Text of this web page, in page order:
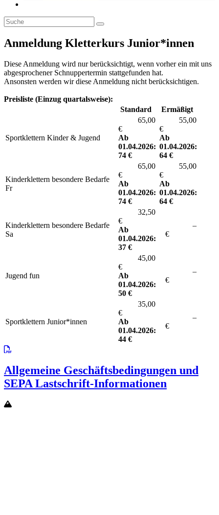
Anmeldung Kletterkurs Junior*innen
Diese Anmeldung wird nur berücksichtigt, wenn vorher ein mit uns
abgesprochener Schnuppertermin stattgefunden hat.
Ansonsten werden wir diese Anmeldung nicht berücksichtigen.
Preisliste (Einzug quartalsweise):
Standard
Ermäßigt
Sportklettern Kinder & Jugend
65,00
€
Ab
01.04.2026:
74 €
55,00
€
Ab
01.04.2026:
64 €
Kinderklettern besondere Bedarfe
Fr
65,00
€
Ab
01.04.2026:
74 €
55,00
€
Ab
01.04.2026:
64 €
Kinderklettern besondere Bedarfe
Sa
32,50
€
Ab
01.04.2026:
37 €
–
€
Jugend fun
45,00
€
Ab
01.04.2026:
50 €
–
€
Sportklettern Junior*innen
35,00
€
Ab
01.04.2026:
44 €
–
€
Allgemeine Geschäftsbedingungen und
SEPA Lastschrift-Informationen